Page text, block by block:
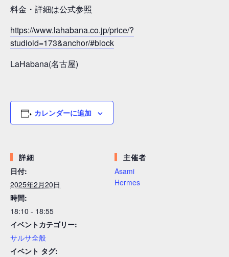
料金・詳細は公式参照
https://www.lahabana.co.jp/price/?
studioid=173&anchor/#block
LaHabana(名古屋)
カレンダーに追加
詳細
日付:
2025年2月20日
時間:
18:10 - 18:55
イベントカテゴリー:
サルサ全般
イベント タグ:
主催者
Asami
Hermes